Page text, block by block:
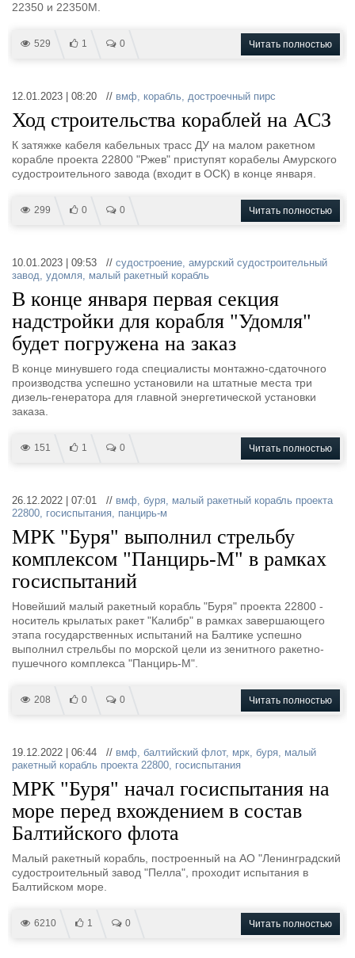
22350 и 22350М.
529 1 0 Читать полностью
12.01.2023 | 08:20 // вмф, корабль, достроечный пирс
Ход строительства кораблей на АСЗ
К затяжке кабеля кабельных трасс ДУ на малом ракетном
корабле проекта 22800 "Ржев" приступят корабелы Амурского
судостроительного завода (входит в ОСК) в конце января.
299 0 0 Читать полностью
10.01.2023 | 09:53 // судостроение, амурский судостроительный
завод, удомля, малый ракетный корабль
В конце января первая секция
надстройки для корабля "Удомля"
будет погружена на заказ
В конце минувшего года специалисты монтажно-сдаточного
производства успешно установили на штатные места три
дизель-генератора для главной энергетической установки
заказа.
151 1 0 Читать полностью
26.12.2022 | 07:01 // вмф, буря, малый ракетный корабль проекта
22800, госиспытания, панцирь-м
МРК "Буря" выполнил стрельбу
комплексом "Панцирь-М" в рамках
госиспытаний
Новейший малый ракетный корабль "Буря" проекта 22800 -
носитель крылатых ракет "Калибр" в рамках завершающего
этапа государственных испытаний на Балтике успешно
выполнил стрельбы по морской цели из зенитного ракетно-
пушечного комплекса "Панцирь-М".
208 0 0 Читать полностью
19.12.2022 | 06:44 // вмф, балтийский флот, мрк, буря, малый
ракетный корабль проекта 22800, госиспытания
МРК "Буря" начал госиспытания на
море перед вхождением в состав
Балтийского флота
Малый ракетный корабль, построенный на АО "Ленинградский
судостроительный завод "Пелла", проходит испытания в
Балтийском море.
6210 1 0 Читать полностью